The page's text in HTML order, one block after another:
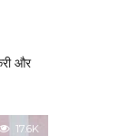
और
17.6K